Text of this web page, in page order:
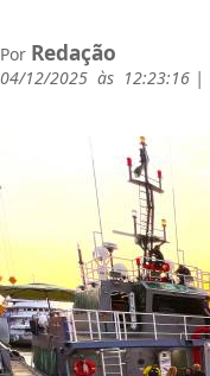
Por Redação
04/12/2025 às 12:23:16 |